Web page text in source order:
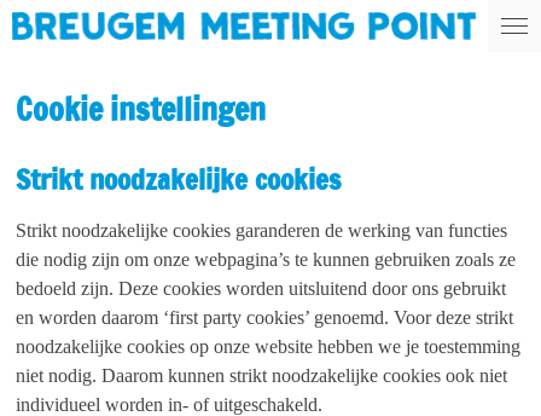
Ga
de
Cookie instellingen
Strikt noodzakelijke cookies
Strikt noodzakelijke cookies garanderen de werking van functies
die nodig zijn om onze webpagina’s te kunnen gebruiken zoals ze
bedoeld zijn. Deze cookies worden uitsluitend door ons gebruikt
en worden daarom ‘first party cookies’ genoemd. Voor deze strikt
noodzakelijke cookies op onze website hebben we je toestemming
niet nodig. Daarom kunnen strikt noodzakelijke cookies ook niet
individueel worden in- of uitgeschakeld.